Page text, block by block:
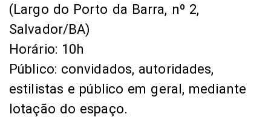
(Largo do Porto da Barra, nº 2,
Salvador/BA)
Horário: 10h
Público: convidados, autoridades,
estilistas e público em geral, mediante
lotação do espaço.